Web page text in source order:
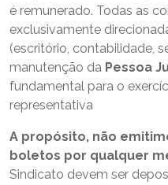
é remunerado. Todas as
exclusivamente
(escritório, contabilidade,
manutenção da Pessoa
fundamental para o
representativa
A propósito, não
boletos por qualquer
Sindicato devem ser